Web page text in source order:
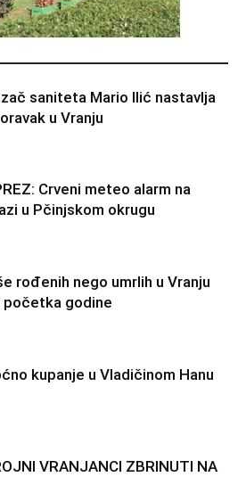
saniteta Mario Ilić nastavlja
u Vranju
Crveni meteo alarm na
u Pčinjskom okrugu
rođenih nego umrlih u Vranju
početka godine
kupanje u Vladičinom Hanu
VRANJANCI ZBRINUTI NA